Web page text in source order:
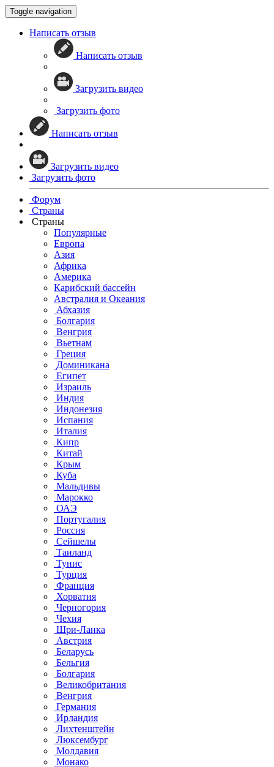
Toggle navigation
Написать отзыв
Написать отзыв
Загрузить видео
Загрузить фото
Написать отзыв
Загрузить видео
Загрузить фото
Форум
Страны
Страны
Популярные
Европа
Азия
Африка
Америка
Карибский бассейн
Австралия и Океания
Абхазия
Болгария
Венгрия
Вьетнам
Греция
Доминикана
Египет
Израиль
Индия
Индонезия
Испания
Италия
Кипр
Китай
Крым
Куба
Мальдивы
Марокко
ОАЭ
Португалия
Россия
Сейшелы
Таиланд
Тунис
Турция
Франция
Хорватия
Черногория
Чехия
Шри-Ланка
Австрия
Беларусь
Бельгия
Болгария
Великобритания
Венгрия
Германия
Ирландия
Лихтенштейн
Люксембург
Молдавия
Монако